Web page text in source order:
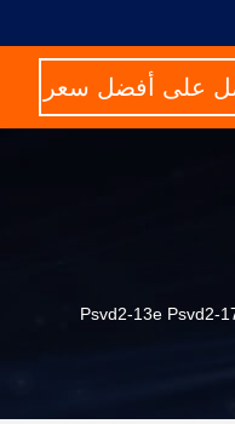
على أفضل سعر